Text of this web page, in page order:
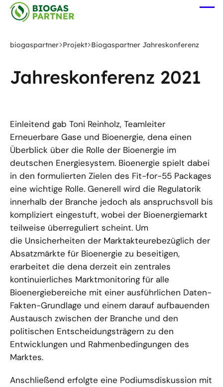
Zum
Hauptinhalt
biogaspartner Projekt Biogaspartner Jahreskonferenz
Jahreskonferenz 2021
Einleitend gab Toni Reinholz, Teamleiter
Erneuerbare Gase und Bioenergie, dena einen
Überblick über die Rolle der Bioenergie im
deutschen Energiesystem. Bioenergie spielt dabei
in den formulierten Zielen des Fit-for-55 Packages
eine wichtige Rolle. Generell wird die Regulatorik
innerhalb der Branche jedoch als anspruchsvoll bis
kompliziert eingestuft, wobei der Bioenergiemarkt
teilweise überreguliert scheint. Um
die Unsicherheiten der Marktakteurebezüglich der
Absatzmärkte für Bioenergie zu beseitigen,
erarbeitet die dena derzeit ein zentrales
kontinuierliches Marktmonitoring für alle
Bioenergiebereiche mit einer ausführlichen Daten-
Fakten-Grundlage und einem darauf aufbauenden
Austausch zwischen der Branche und den
politischen Entscheidungsträgern zu den
Entwicklungen und Rahmenbedingungen des
Marktes.
Anschließend erfolgte eine Podiumsdiskussion mit